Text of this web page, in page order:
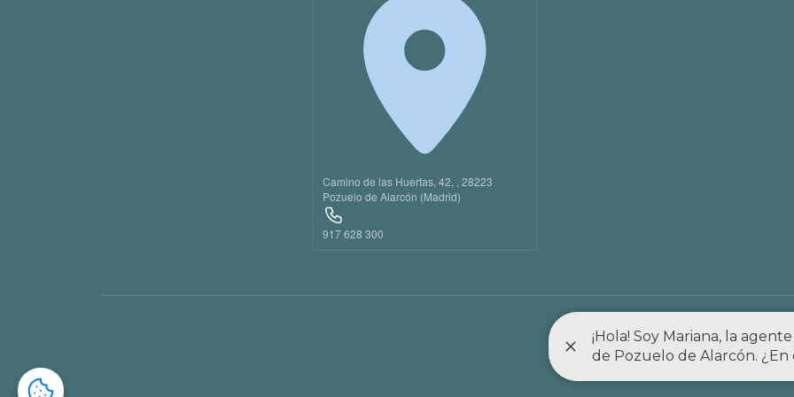
Camino de las Huertas, 42, , 28223
Pozuelo de Alarcón (Madrid)
917 628 300